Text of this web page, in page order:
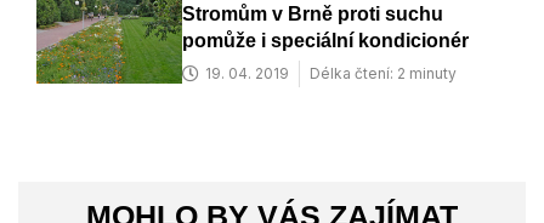
Stromům v Brně proti suchu
pomůže i speciální kondicionér
19. 04. 2019 Délka čtení: 2 minuty
MOHLO BY VÁS ZAJÍMAT